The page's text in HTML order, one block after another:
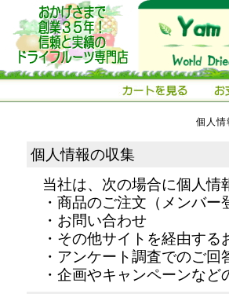
個人情
個人情報の収集
当社は、次の場合に個人情
・商品のご注文（メンバ
・お問い合わせ
・その他サイトを経由す
・アンケート調査でのご回
・企画やキャンペーンなど